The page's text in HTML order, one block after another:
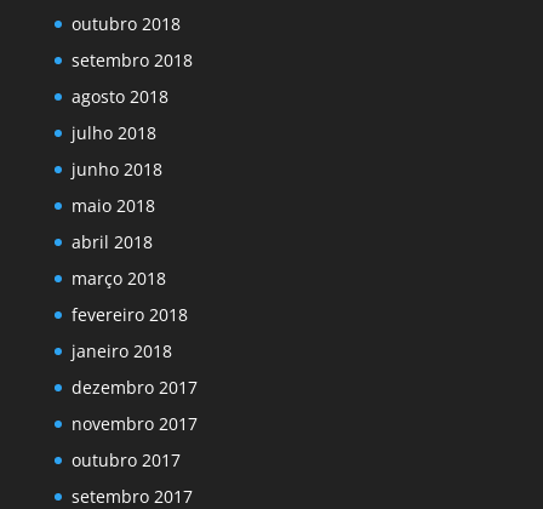
outubro 2018
setembro 2018
agosto 2018
julho 2018
junho 2018
maio 2018
abril 2018
março 2018
fevereiro 2018
janeiro 2018
dezembro 2017
novembro 2017
outubro 2017
setembro 2017